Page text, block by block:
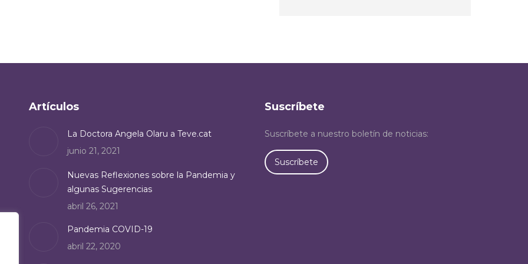
Artículos
La Doctora Angela Olaru a Teve.cat
junio 21, 2021
Nuevas Reflexiones sobre la Pandemia y
algunas Sugerencias
abril 26, 2021
Pandemia COVID-19
abril 22, 2020
Suscríbete
Suscríbete a nuestro boletín de noticias:
Suscríbete